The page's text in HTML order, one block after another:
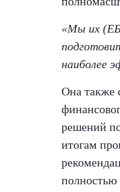
«Мы их
наиболее
Она также
решений
итогам
полностью